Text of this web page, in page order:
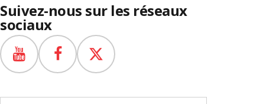
Suivez-nous sur les réseaux
sociaux